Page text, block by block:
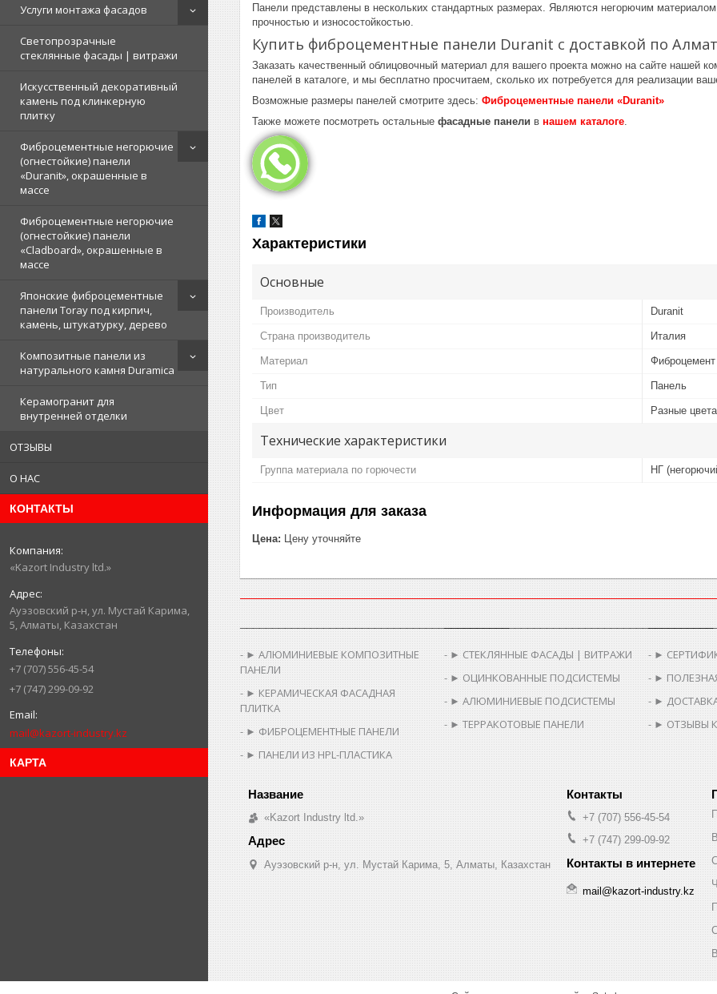
Услуги монтажа фасадов
Светопрозрачные
стеклянные фасады | витражи
Искусственный декоративный
камень под клинкерную
плитку
Фиброцементные негорючие
(огнестойкие) панели
«Duranit», окрашенные в
массе
Фиброцементные негорючие
(огнестойкие) панели
«Cladboard», окрашенные в
массе
Японские фиброцементные
панели Toray под кирпич,
камень, штукатурку, дерево
Композитные панели из
натурального камня Duramica
Керамогранит для
внутренней отделки
ОТЗЫВЫ
О НАС
КОНТАКТЫ
«Kazort Industry ltd.»
​Ауэзовский р-н, ул. Мустай Карима,
5, Алматы, Казахстан
+7 (707) 556-45-54
+7 (747) 299-09-92
mail@kazort-industry.kz
КАРТА
Панели представлены в нескольких стандартных размерах. Являются негорючим
прочностью и износостойкостью.
Купить фиброцементные панели Duranit с доставкой по
Заказать качественный облицовочный материал для вашего проекта можно на сайте нашей
панелей в каталоге, и мы бесплатно просчитаем, сколько их потребуется для реализации
Возможные размеры панелей смотрите здесь: Фиброцементные панели «Duranit»
Также можете посмотреть остальные фасадные панели в нашем каталоге
Характеристики
Основные
Производитель Duranit
Страна производитель Италия
Материал Фиброцемент
Тип Панель
Цвет Разные цвета
Технические характеристики
Группа материала по горючести НГ
Информация для заказа
Цена: Цену уточняйте
► АЛЮМИНИЕВЫЕ КОМПОЗИТНЫЕ
ПАНЕЛИ
► КЕРАМИЧЕСКАЯ ФАСАДНАЯ
ПЛИТКА
► ФИБРОЦЕМЕНТНЫЕ ПАНЕЛИ
► ПАНЕЛИ ИЗ HPL-ПЛАСТИКА
► СТЕКЛЯННЫЕ ФАСАДЫ | ВИТРАЖИ
► ОЦИНКОВАННЫЕ ПОДСИСТЕМЫ
► АЛЮМИНИЕВЫЕ ПОДСИСТЕМЫ
► ТЕРРАКОТОВЫЕ ПАНЕЛИ
►
►
►
► ОТЗЫВЫ
«Kazort Industry ltd.»
​Ауэзовский р-н, ул. Мустай Карима, 5, Алматы, Казахстан
+7 (707) 556-45-54
+7 (747) 299-09-92
mail@kazort-industry.kz